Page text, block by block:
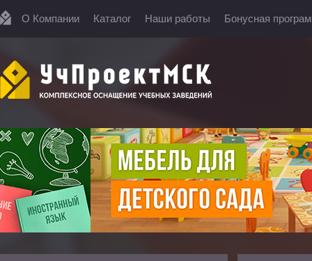
О Компании Каталог Наши работы Бонусная